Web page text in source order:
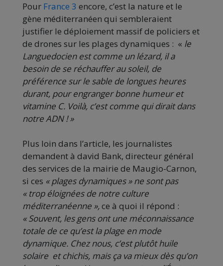
Pour France 3 encore, c’est la nature et le
gène méditerranéen qui sembleraient
justifier le déploiement massif de policiers et
de drones sur les plages dynamiques : « le
Languedocien est comme un lézard, il a
besoin de se réchauffer au soleil, de
préférence sur le sable de longues heures
durant, pour engranger bonne humeur et
vitamine C. Voilà, c’est comme qui dirait dans
notre ADN ! »
Plus loin dans l’article, les journalistes
demandent à david Bank, directeur général
des services de la mairie de Maugio-Carnon,
si ces « plages dynamiques » ne sont pas
« trop éloignées de notre culture
méditerranéenne »,ce à quoi il répond :
« Souvent, les gens ont une méconnaissance
totale de ce qu’est la plage en mode
dynamique. Chez nous, c’est plutôt huile
solaire et chichis, mais ça va mieux dès qu’on